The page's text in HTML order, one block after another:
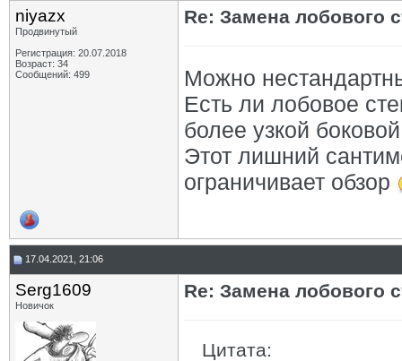
niyazx
Продвинутый
Регистрация: 20.07.2018
Возраст: 34
Сообщений: 499
Re: Замена лобового
Можно
Есть ли лобовое
более узкой
Этот лишний
ограничивает обзор
17.04.2021, 21:06
Serg1609
Новичок
Re: Замена лобового
Цитата: